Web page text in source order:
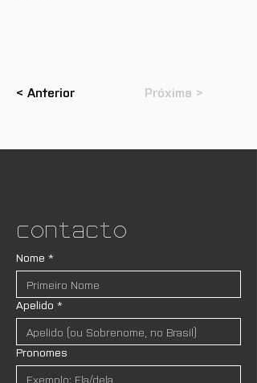
< Anterior Próxima >
Contacto
Nome *
Apelido *
Pronomes